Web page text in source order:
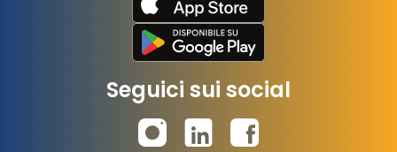
Seguici sui social